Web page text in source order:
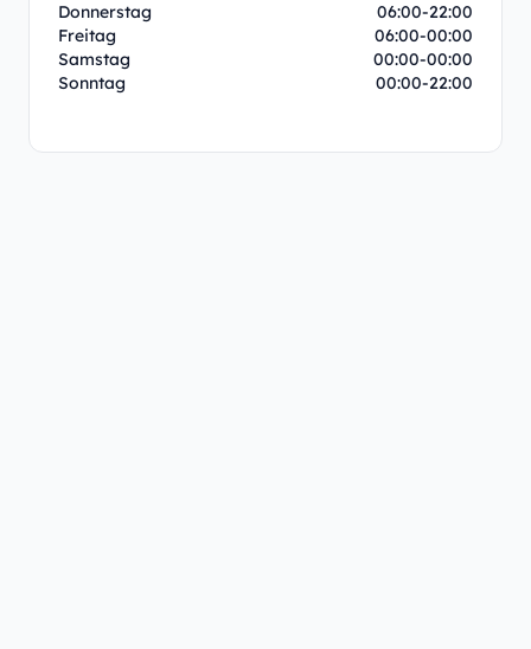
Donnerstag
06:00-22:00
Freitag
06:00-00:00
Samstag
00:00-00:00
Sonntag
00:00-22:00